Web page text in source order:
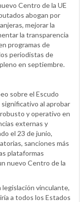
Centro de la UE
abogan por
mejorar la
la transparencia
programas de
periodistas de
en septiembre.
sobre el Escudo
significativo al aprobar
y operativo en
externas y
el 23 de junio,
sanciones más
plataformas
nuevo Centro de la
vinculante,
a todos los Estados